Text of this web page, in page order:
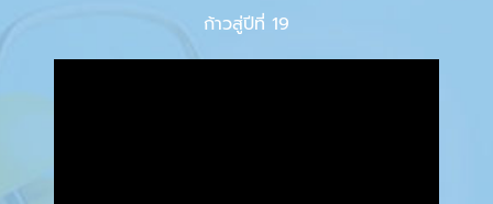
ก้าวสู่ปีที่ 19